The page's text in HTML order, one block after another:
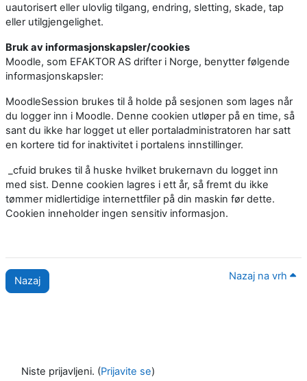
uautorisert eller ulovlig tilgang, endring, sletting, skade, tap
eller utilgjengelighet.
Bruk av informasjonskapsler/cookies
Moodle, som EFAKTOR AS drifter i Norge, benytter følgende
informasjonskapsler:
MoodleSession brukes til å holde på sesjonen som lages når
du logger inn i Moodle. Denne cookien utløper på en time, så
sant du ikke har logget ut eller portaladministratoren har satt
en kortere tid for inaktivitet i portalens innstillinger.
_cfuid brukes til å huske hvilket brukernavn du logget inn
med sist. Denne cookien lagres i ett år, så fremt du ikke
tømmer midlertidige internettfiler på din maskin før dette.
Cookien inneholder ingen sensitiv informasjon.
Nazaj Nazaj na vrh
Niste prijavljeni. (Prijavite se)